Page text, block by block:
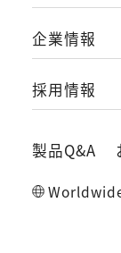
企業情報
採用情報
製品Q&A